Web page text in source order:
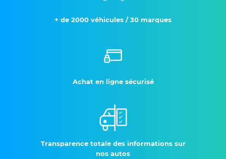
+ de 2000 véhicules / 30 marques
Achat en ligne sécurisé
Transparence totale des informations sur
nos autos